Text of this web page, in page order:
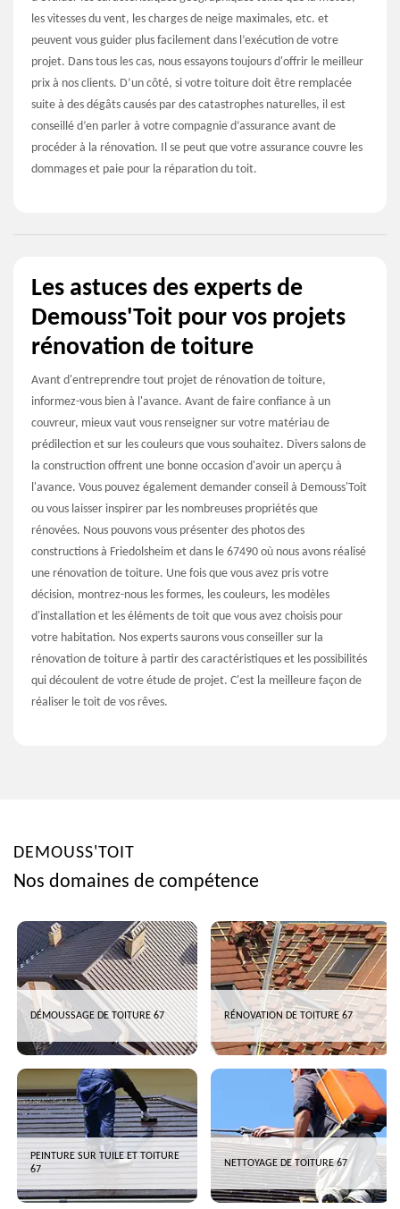
les vitesses du vent, les charges de neige maximales, etc. et
peuvent vous guider plus facilement dans l’exécution de votre
projet. Dans tous les cas, nous essayons toujours d'offrir le meilleur
prix à nos clients. D’un côté, si votre toiture doit être remplacée
suite à des dégâts causés par des catastrophes naturelles, il est
conseillé d’en parler à votre compagnie d’assurance avant de
procéder à la rénovation. Il se peut que votre assurance couvre les
dommages et paie pour la réparation du toit.
Les astuces des experts de
Demouss'Toit pour vos projets
rénovation de toiture
Avant d'entreprendre tout projet de rénovation de toiture,
informez-vous bien à l'avance. Avant de faire confiance à un
couvreur, mieux vaut vous renseigner sur votre matériau de
prédilection et sur les couleurs que vous souhaitez. Divers salons de
la construction offrent une bonne occasion d'avoir un aperçu à
l'avance. Vous pouvez également demander conseil à Demouss'Toit
ou vous laisser inspirer par les nombreuses propriétés que
rénovées. Nous pouvons vous présenter des photos des
constructions à Friedolsheim et dans le 67490 où nous avons réalisé
une rénovation de toiture. Une fois que vous avez pris votre
décision, montrez-nous les formes, les couleurs, les modèles
d'installation et les éléments de toit que vous avez choisis pour
votre habitation. Nos experts saurons vous conseiller sur la
rénovation de toiture à partir des caractéristiques et les possibilités
qui découlent de votre étude de projet. C'est la meilleure façon de
réaliser le toit de vos rêves.
DEMOUSS'TOIT
Nos domaines de compétence
DÉMOUSSAGE DE TOITURE 67 RÉNOVATION DE TOITURE 67
PEINTURE SUR TUILE ET TOITURE
67
NETTOYAGE DE TOITURE 67